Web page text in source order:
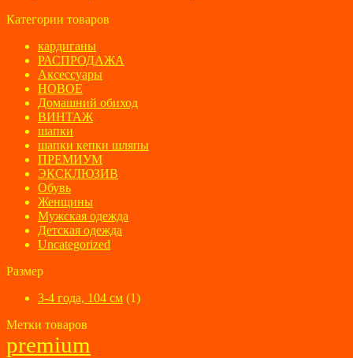
Категории товаров
кардиганы
РАСПРОДАЖА
Аксессуары
НОВОЕ
Домашний обиход
ВИНТАЖ
шапки
шапки кепки шляпы
ПРЕМИУМ
ЭКСКЛЮЗИВ
Обувь
Женщины
Мужская одежда
Детская одежда
Uncategorized
Размер
3-4 года, 104 см (1)
Метки товаров
premium